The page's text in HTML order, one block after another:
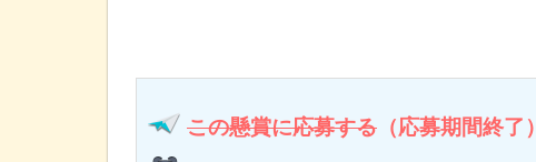
この懸賞に応募する （応募期間終了）